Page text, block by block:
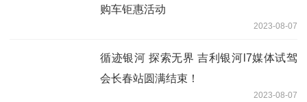
购车钜惠活动
2023-08-07
循迹银河 探索无界 吉利银河l7媒体试驾
会长春站圆满结束！
2023-08-07